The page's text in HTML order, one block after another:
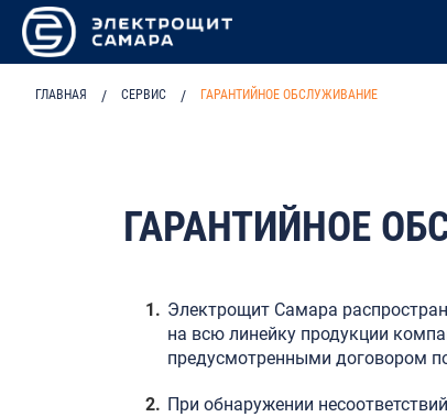
ГЛАВНАЯ / СЕРВИС / ГАРАНТИЙНОЕ ОБСЛУЖИВАНИЕ
ГАРАНТИЙНОЕ
Электрощит Самара
на всю линейку продукции
предусмотренными договором
При обнаружении